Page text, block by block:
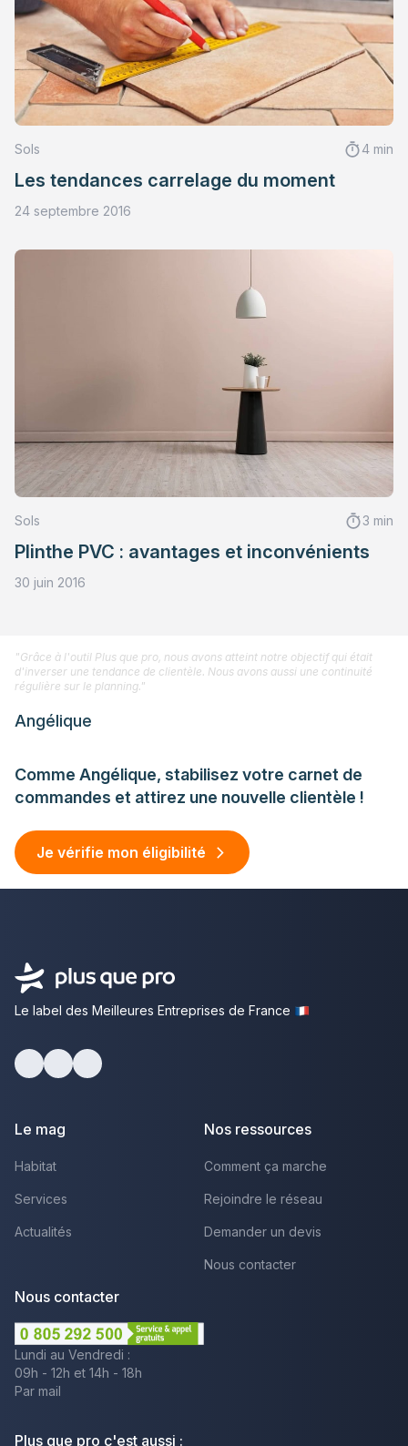
Sols 4 min
Les tendances carrelage du moment
24 septembre 2016
Sols 3 min
Plinthe PVC : avantages et inconvénients
30 juin 2016
Comme Angélique, stabilisez votre carnet de
commandes et attirez une nouvelle clientèle !
Je vérifie mon éligibilité
"Grâce à l'outil Plus que pro, nous avons atteint notre objectif qui était
d'inverser une tendance de clientèle. Nous avons aussi une continuité
régulière sur le planning."
Angélique
Le label des Meilleures Entreprises de France
Le mag
Habitat
Services
Actualités
Nos ressources
Comment ça marche
Rejoindre le réseau
Demander un devis
Nous contacter
Nous contacter
Lundi au Vendredi :
09h - 12h et 14h - 18h
Par mail
Plus que pro c'est aussi :